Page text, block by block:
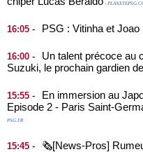
-
16:05 - PSG : Vitinha et
16:00 -
Un talent précoce au
Suzuki, le prochain gardien
15:55 -
En immersion au
Episode 2 - Paris Saint-
PSG.FR
15:45 -
🗞️[News-Pros]